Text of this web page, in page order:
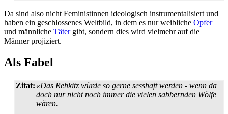
Da sind also nicht Feministinnen ideologisch instrumentalisiert und
haben ein geschlossenes Weltbild, in dem es nur weibliche Opfer
und männliche Tätergibt, sondern dies wird vielmehr auf die
Männer projiziert.
Als Fabel
Zitat: «Das Rehkitz würde so gerne sesshaft werden - wenn da
doch nur nicht noch immer die vielen sabbernden Wölfe
wären.